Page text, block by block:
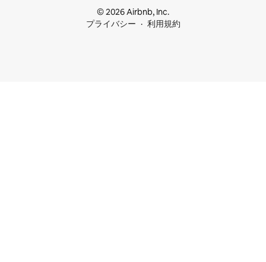
© 2026 Airbnb, Inc.
プライバシー
利用規約